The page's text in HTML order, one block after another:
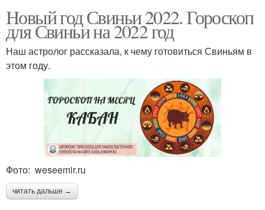
Новый год Свиньи 2022. Гороскоп
для Свиньи на 2022 год
Наш астролог рассказала, к чему готовиться Свиньям в
этом году.
Фото: weseemir.ru
читать дальше →